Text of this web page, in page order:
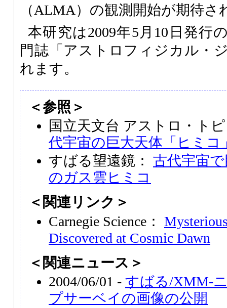
（ALMA）の観測開始が期待さ
本研究は2009年5月10日発行
門誌「アストロフィジカル・
れます。
＜参照＞
国立天文台 アストロ・ト
代宇宙の巨大天体「ヒミコ
すばる望遠鏡： 古代宇宙
のガス雲ヒミコ
＜関連リンク＞
Carnegie Science：
Discovered at Cosmic Dawn
＜関連ニュース＞
2004/06/01 - すばる/XMM-
プサーベイの画像の公開